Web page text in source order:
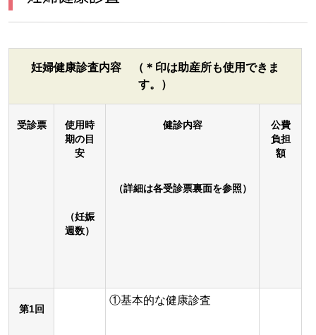
妊婦健康診査内容 （＊印は助産所も使用できま
す。）
受診票
使用時
期の目
安
（妊娠
週数）
健診内容
（詳細は各受診票裏面を参照）
公費
負担
額
第1回
①基本的な健康診査